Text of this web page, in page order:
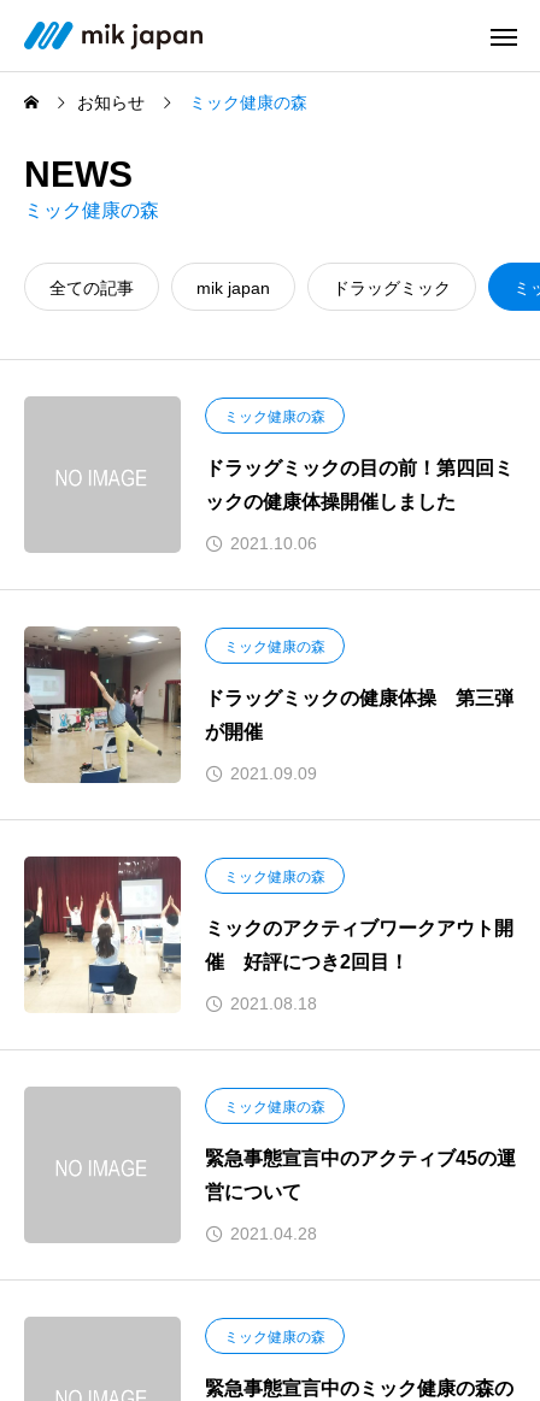
お知らせ ミック健康の森
NEWS
ミック健康の森
全ての記事 mik japan ドラッグミック ミ
ミック健康の森
ドラッグミックの目の前！第四回ミ
ックの健康体操開催しました
2021.10.06
ミック健康の森
ドラッグミックの健康体操 第三弾
が開催
2021.09.09
ミック健康の森
ミックのアクティブワークアウト開
催 好評につき2回目！
2021.08.18
ミック健康の森
緊急事態宣言中のアクティブ45の運
営について
2021.04.28
ミック健康の森
緊急事態宣言中のミック健康の森の